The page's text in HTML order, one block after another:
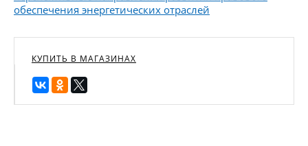
обеспечения энергетических отраслей
КУПИТЬ В МАГАЗИНАХ